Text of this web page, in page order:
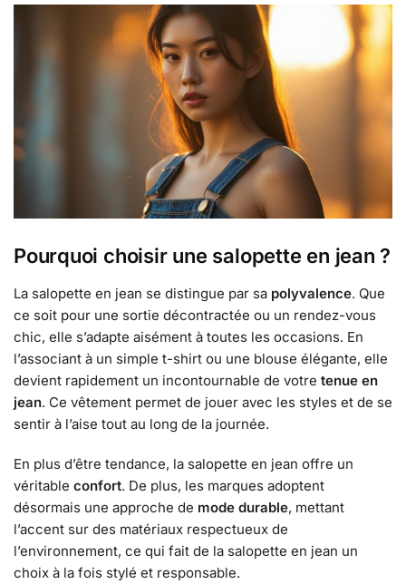
Pourquoi choisir une salopette en jean ?
La salopette en jean se distingue par sa polyvalence. Que
ce soit pour une sortie décontractée ou un rendez-vous
chic, elle s’adapte aisément à toutes les occasions. En
l’associant à un simple t-shirt ou une blouse élégante, elle
devient rapidement un incontournable de votre tenue en
jean. Ce vêtement permet de jouer avec les styles et de se
sentir à l’aise tout au long de la journée.
En plus d’être tendance, la salopette en jean offre un
véritable confort. De plus, les marques adoptent
désormais une approche de mode durable, mettant
l’accent sur des matériaux respectueux de
l’environnement, ce qui fait de la salopette en jean un
choix à la fois stylé et responsable.